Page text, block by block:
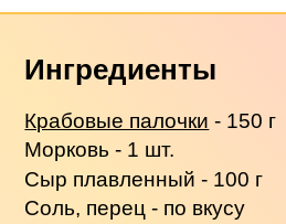
Ингредиенты
Крабовые палочки - 150 г
Морковь - 1 шт.
Сыр плавленный - 100 г
Соль, перец - по вкусу